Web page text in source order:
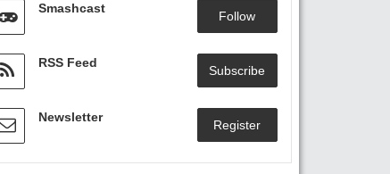
Smashcast
Follow
RSS Feed
Subscribe
Newsletter
Register